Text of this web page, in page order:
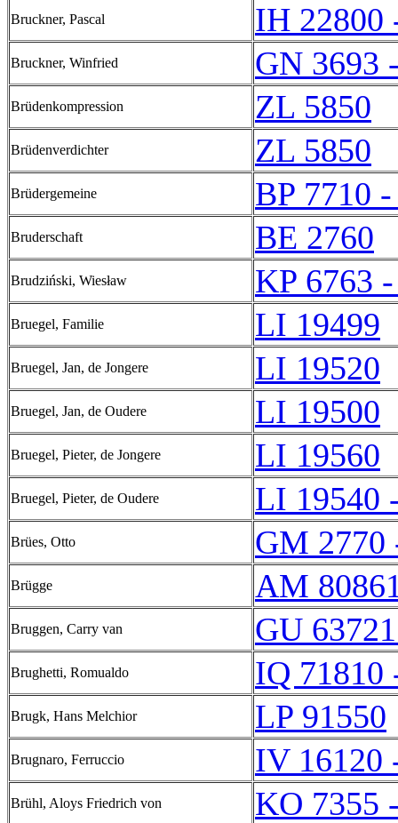
Bruckner, Pascal IH 22800
Bruckner, Winfried GN 3693
Brüdenkompression ZL 5850
Brüdenverdichter ZL 5850
Brüdergemeine BP 7710
Bruderschaft BE 2760
Brudziński, Wiesław KP 6763
Bruegel, Familie LI 19499
Bruegel, Jan, de Jongere LI 19520
Bruegel, Jan, de Oudere LI 19500
Bruegel, Pieter, de Jongere LI 19560
Bruegel, Pieter, de Oudere LI 19540
Brües, Otto GM 2770
Brügge AM
Bruggen, Carry van GU
Brughetti, Romualdo IQ 71810
Brugk, Hans Melchior LP 91550
Brugnaro, Ferruccio IV 16120
Brühl, Aloys Friedrich von KO 7355